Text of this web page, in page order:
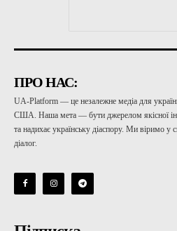
ПРО НАС:
UA-Platform — це незалежне медіа для
США. Наша мета — бути джерелом якісної
та надихає українську діаспору. Ми віримо у
діалог.